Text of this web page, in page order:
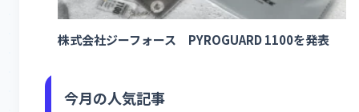
株式会社ジーフォース PYROGUARD 1100を発表
今月の人気記事